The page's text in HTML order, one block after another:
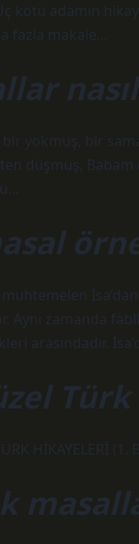
kötü adamın
fazla makale…
bir yokmuş, bir
düşmüş, Babam
Aynı zamanda
arasındadır.
HİKAYELERİ